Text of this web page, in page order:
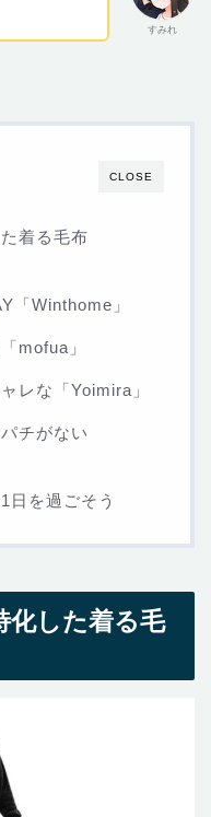
すみれ
CLOSE
着る毛布
「Winthome」
mofua」
レな「Yoimira」
チがない
日を過ごそう
化した着る毛